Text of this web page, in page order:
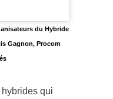
du Hybride
Gagnon, Procom
hybrides qui